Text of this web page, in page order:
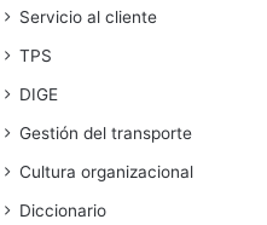
Servicio al cliente
TPS
DIGE
Gestión del transporte
Cultura organizacional
Diccionario